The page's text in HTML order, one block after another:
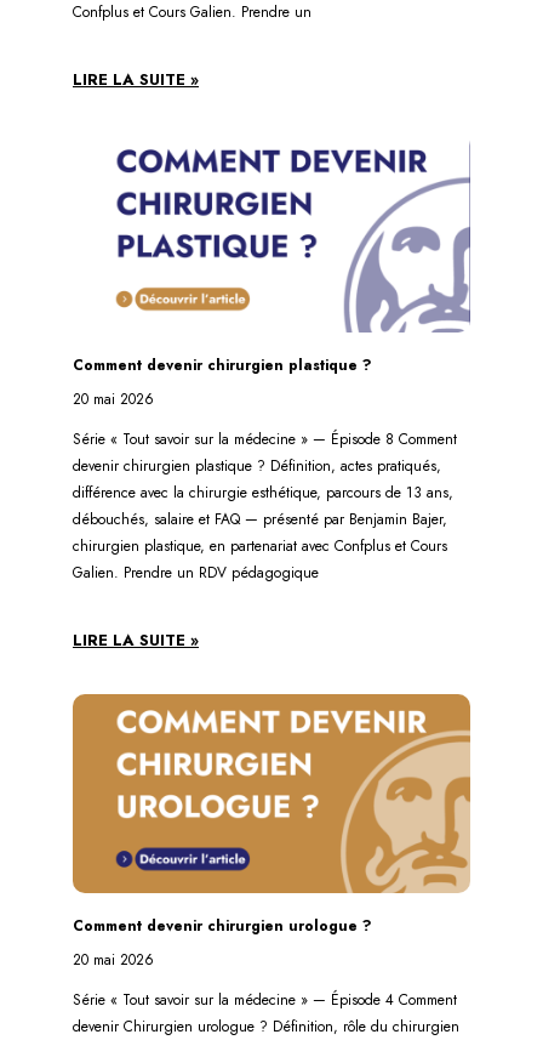
Confplus et Cours Galien. Prendre un
LIRE LA SUITE »
Comment devenir chirurgien plastique ?
20 mai 2026
Série « Tout savoir sur la médecine » — Épisode 8 Comment
devenir chirurgien plastique ? Définition, actes pratiqués,
différence avec la chirurgie esthétique, parcours de 13 ans,
débouchés, salaire et FAQ — présenté par Benjamin Bajer,
chirurgien plastique, en partenariat avec Confplus et Cours
Galien. Prendre un RDV pédagogique
LIRE LA SUITE »
Comment devenir chirurgien urologue ?
20 mai 2026
Série « Tout savoir sur la médecine » — Épisode 4 Comment
devenir Chirurgien urologue ? Définition, rôle du chirurgien